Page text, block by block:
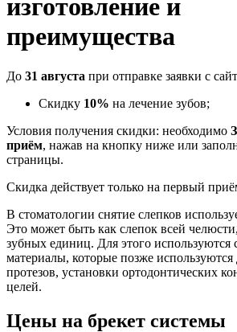
изготовление и
преимущества
До 31 августа при отправке заявки с
Скидку 10% на лечение зубов;
Условия получения скидки: необходимо
приём, нажав на кнопку ниже или
страницы.
Скидка действует только на первый
В стоматологии снятие слепков
Это может быть как слепок всей
зубных единиц. Для этого используются
материалы, которые позже используются
протезов, установки ортодонтических
целей.
Цены на брекет системы